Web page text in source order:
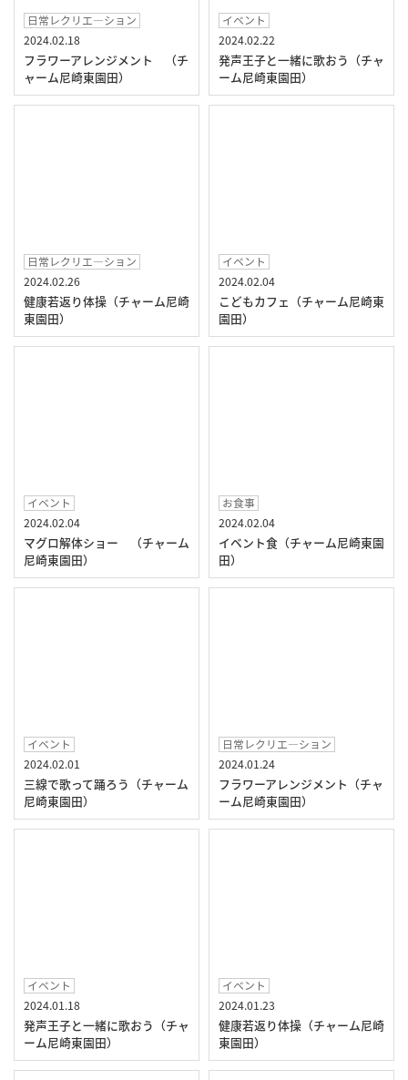
日常レクリエ―ション
2024.02.18
フラワーアレンジメント （チ
ャーム尼崎東園田）
イベント
2024.02.22
発声王子と一緒に歌おう（チャ
ーム尼崎東園田）
日常レクリエ―ション
2024.02.26
健康若返り体操（チャーム尼崎
東園田）
イベント
2024.02.04
こどもカフェ（チャーム尼崎東
園田）
イベント
2024.02.04
マグロ解体ショー （チャーム
尼崎東園田）
お食事
2024.02.04
イベント食（チャーム尼崎東園
田）
イベント
2024.02.01
三線で歌って踊ろう（チャーム
尼崎東園田）
日常レクリエ―ション
2024.01.24
フラワーアレンジメント（チャ
ーム尼崎東園田）
イベント
2024.01.18
発声王子と一緒に歌おう（チャ
ーム尼崎東園田）
イベント
2024.01.23
健康若返り体操（チャーム尼崎
東園田）